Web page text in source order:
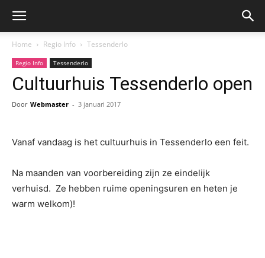
Home Regio Info Tessenderlo
Regio Info Tessenderlo
Cultuurhuis Tessenderlo open
Door Webmaster - 3 januari 2017
Vanaf vandaag is het cultuurhuis in Tessenderlo een feit.
Na maanden van voorbereiding zijn ze eindelijk
verhuisd. Ze hebben ruime openingsuren en heten je
warm welkom)!